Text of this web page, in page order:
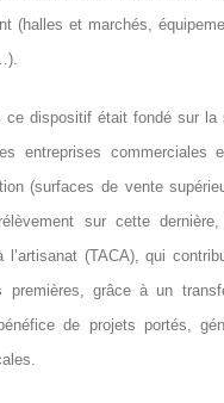
(halles et marchés,
ce dispositif était fondé sur la
entreprises commerciales
(surfaces de vente
sur cette
l’artisanat (TACA), qui
premières, grâce à un
de projets portés,